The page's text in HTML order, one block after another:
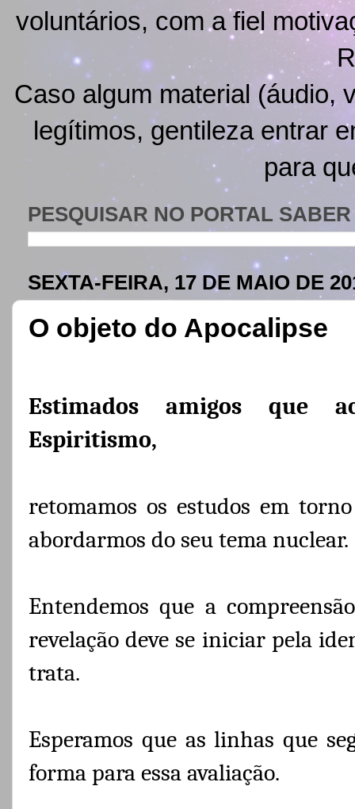
voluntários, com a fiel
Caso algum material (áudio,
legítimos, gentileza entrar
para
PESQUISAR NO PORTAL
SEXTA-FEIRA, 17 DE MAIO DE
O objeto do Apocalipse
Estimados amigos que
Espiritismo,
retomamos os estudos em
abordarmos do seu tema nuclear.
Entendemos que a
revelação deve se iniciar pela
trata.
Esperamos que as linhas que
forma para essa avaliação.